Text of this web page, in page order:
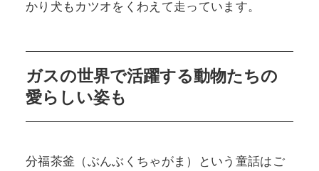
かり犬もカツオをくわえて走っています。
ガスの世界で活躍する動物たちの
愛らしい姿も
分福茶釜（ぶんぶくちゃがま）という童話はご